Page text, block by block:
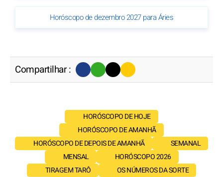
Horóscopo de dezembro 2027 para Áries
Compartilhar :
HORÓSCOPO DE HOJE
HORÓSCOPO DE AMANHÃ
HORÓSCOPO DE DEPOIS DE AMANHÃ
SEMANAL
MENSAL
HORÓSCOPO 2026
TIRAGEM TARÔ
OS NÚMEROS DA SORTE